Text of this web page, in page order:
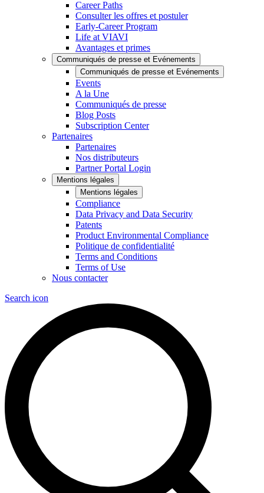
Career Paths
Consulter les offres et postuler
Early-Career Program
Life at VIAVI
Avantages et primes
Communiqués de presse et Evénements
Communiqués de presse et Evénements
Events
A la Une
Communiqués de presse
Blog Posts
Subscription Center
Partenaires
Partenaires
Nos distributeurs
Partner Portal Login
Mentions légales
Mentions légales
Compliance
Data Privacy and Data Security
Patents
Product Environmental Compliance
Politique de confidentialité
Terms and Conditions
Terms of Use
Nous contacter
Search icon